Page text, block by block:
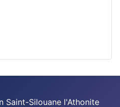
Saint-Silouane l'Athonite